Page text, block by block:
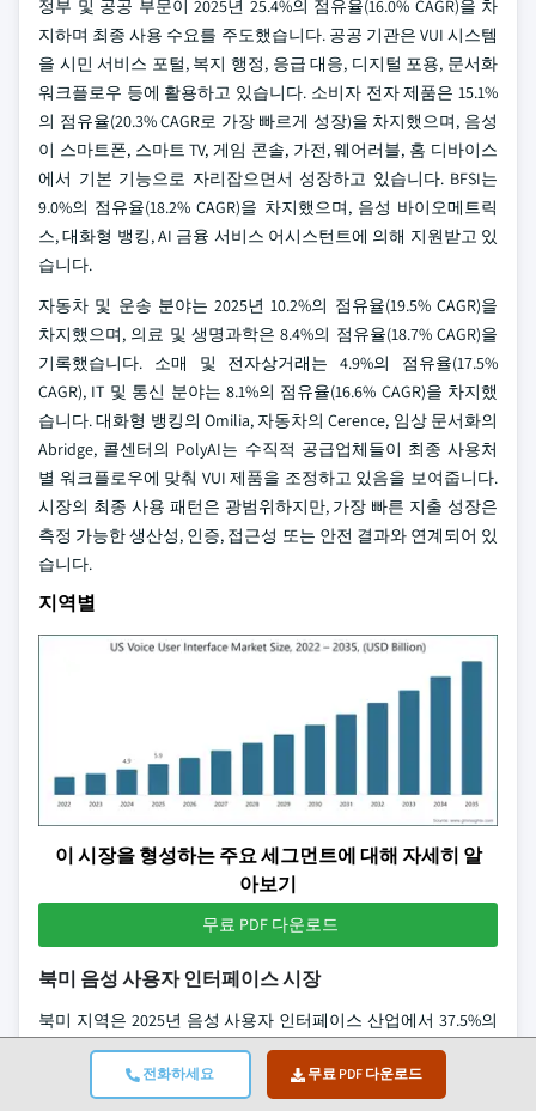
전화하세요 무료 PDF 다운로드
정부 및 공공 부문이 2025년 25.4%의 점유율(16.0% CAGR)을 차
지하며 최종 사용 수요를 주도했습니다. 공공 기관은 VUI 시스템
을 시민 서비스 포털, 복지 행정, 응급 대응, 디지털 포용, 문서화
워크플로우 등에 활용하고 있습니다. 소비자 전자 제품은 15.1%
의 점유율(20.3% CAGR로 가장 빠르게 성장)을 차지했으며, 음성
이 스마트폰, 스마트 TV, 게임 콘솔, 가전, 웨어러블, 홈 디바이스
에서 기본 기능으로 자리잡으면서 성장하고 있습니다. BFSI는
9.0%의 점유율(18.2% CAGR)을 차지했으며, 음성 바이오메트릭
스, 대화형 뱅킹, AI 금융 서비스 어시스턴트에 의해 지원받고 있
습니다.
자동차 및 운송 분야는 2025년 10.2%의 점유율(19.5% CAGR)을
차지했으며, 의료 및 생명과학은 8.4%의 점유율(18.7% CAGR)을
기록했습니다. 소매 및 전자상거래는 4.9%의 점유율(17.5%
CAGR), IT 및 통신 분야는 8.1%의 점유율(16.6% CAGR)을 차지했
습니다. 대화형 뱅킹의 Omilia, 자동차의 Cerence, 임상 문서화의
Abridge, 콜센터의 PolyAI는 수직적 공급업체들이 최종 사용처
별 워크플로우에 맞춰 VUI 제품을 조정하고 있음을 보여줍니다.
시장의 최종 사용 패턴은 광범위하지만, 가장 빠른 지출 성장은
측정 가능한 생산성, 인증, 접근성 또는 안전 결과와 연계되어 있
습니다.
지역별
이 시장을 형성하는 주요 세그먼트에 대해 자세히 알
아보기
무료 PDF 다운로드
북미 음성 사용자 인터페이스 시장
북미 지역은 2025년 음성 사용자 인터페이스 산업에서 37.5%의
점유율로 가장 큰 지역 점유율을 차지했으며, 그 가치는 67억 달
러에 달했습니다. 또한 2035년까지 15.8%의 연평균 성장률
(CAGR)을 기록할 것으로 전망됩니다. 미국은 2025년 59억 달러